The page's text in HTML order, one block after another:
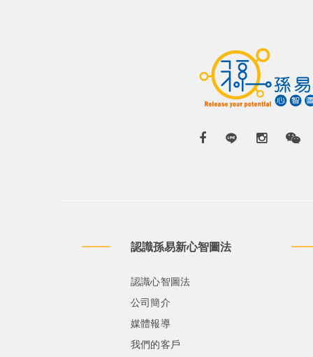
認識孫易新心智圖法
認識心智圖法
公司簡介
媒體報導
我們的客戶